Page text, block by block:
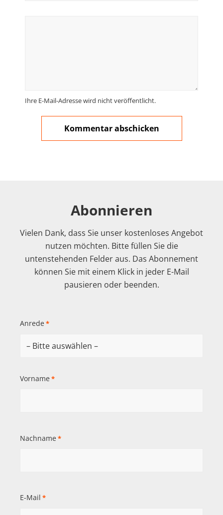
Ihre E-Mail-Adresse wird nicht veröffentlicht.
Abonnieren
Vielen Dank, dass Sie unser kostenloses Angebot
nutzen möchten. Bitte füllen Sie die
untenstehenden Felder aus. Das Abonnement
können Sie mit einem Klick in jeder E-Mail
pausieren oder beenden.
Anrede *
Vorname *
Nachname *
E-Mail *